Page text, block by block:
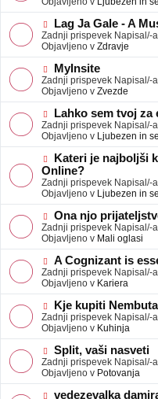
a
v
e
e
o
b
j
a
v
e
N
o
v
e
o
b
j
a
v
e
Lag Ja Gale - A
Zadnji prispevek Napisal/-a
Objavljeno v Zdravje
N
o
v
e
o
b
j
a
v
e
MyInsite
Zadnji prispevek Napisal/-a
Objavljeno v Zvezde
N
o
v
e
o
b
j
a
v
e
Lahko sem tvoj za
Zadnji prispevek Napisal/-a
Objavljeno v Ljubezen in
N
o
v
e
o
b
j
a
v
Kateri je najboljši
Online?
Zadnji prispevek Napisal/-a
Objavljeno v Ljubezen in
N
o
v
e
o
b
j
a
v
e
Ona njo
Zadnji prispevek Napisal/-a
Objavljeno v Mali oglasi
N
o
v
e
o
b
j
a
v
e
A Cognizant is
Zadnji prispevek Napisal/-a
Objavljeno v Kariera
N
o
v
e
o
b
j
a
v
Kje kupiti Nembutal
Zadnji prispevek Napisal/-a
Objavljeno v Kuhinja
N
o
v
e
o
Split, vaši nasveti
Zadnji prispevek Napisal/-a
Objavljeno v Potovanja
N
vedezevalka